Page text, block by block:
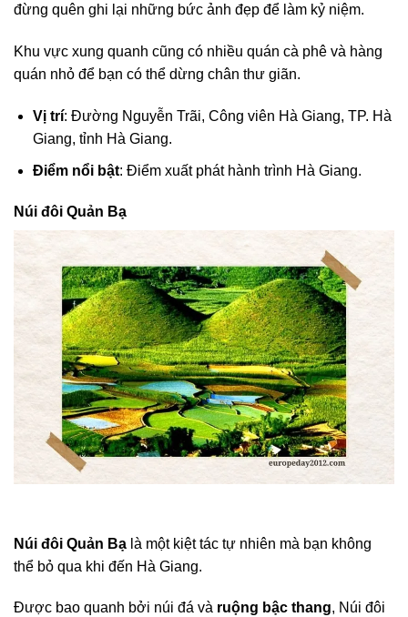
đừng quên ghi lại những bức ảnh đẹp để làm kỷ niệm.
Khu vực xung quanh cũng có nhiều quán cà phê và hàng
quán nhỏ để bạn có thể dừng chân thư giãn.
Vị trí: Đường Nguyễn Trãi, Công viên Hà Giang, TP. Hà
Giang, tỉnh Hà Giang.
Điểm nổi bật: Điểm xuất phát hành trình Hà Giang.
Núi đôi Quản Bạ
Núi đôi Quản Bạ là một kiệt tác tự nhiên mà bạn không
thể bỏ qua khi đến Hà Giang.
Được bao quanh bởi núi đá và ruộng bậc thang, Núi đôi